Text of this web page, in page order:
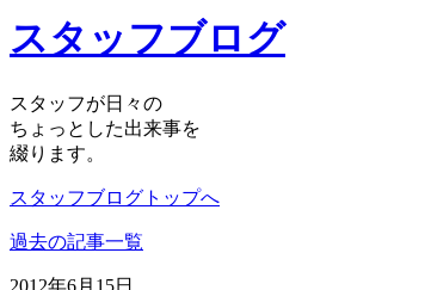
スタッフブログ
スタッフが日々の
ちょっとした出来事を
綴ります。
スタッフブログトップへ
過去の記事一覧
2012年6月15日